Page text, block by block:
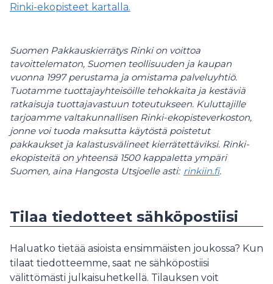
Rinki-ekopisteet kartalla.
Suomen Pakkauskierrätys Rinki on voittoa
tavoittelematon, Suomen teollisuuden ja kaupan
vuonna 1997 perustama ja omistama palveluyhtiö.
Tuotamme tuottajayhteisöille tehokkaita ja kestäviä
ratkaisuja tuottajavastuun toteutukseen. Kuluttajille
tarjoamme valtakunnallisen Rinki-ekopisteverkoston,
jonne voi tuoda maksutta käytöstä poistetut
pakkaukset ja kalastusvälineet kierrätettäviksi. Rinki-
ekopisteitä on yhteensä 1500 kappaletta ympäri
Suomen, aina Hangosta Utsjoelle asti: rinkiin.fi.
Tilaa tiedotteet sähköpostiisi
Haluatko tietää asioista ensimmäisten joukossa? Kun
tilaat tiedotteemme, saat ne sähköpostiisi
välittömästi julkaisuhetkellä. Tilauksen voit